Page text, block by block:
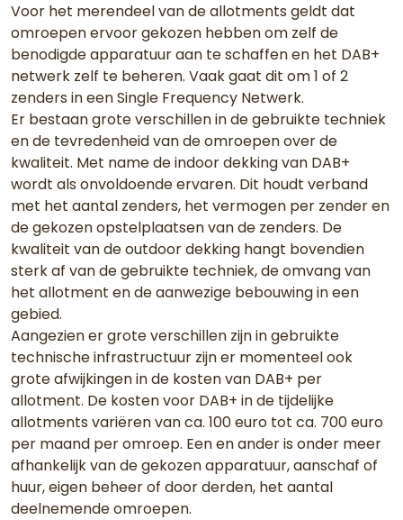
Voor het merendeel van de allotments geldt dat
omroepen ervoor gekozen hebben om zelf de
benodigde apparatuur aan te schaffen en het DAB+
netwerk zelf te beheren. Vaak gaat dit om 1 of 2
zenders in een Single Frequency Netwerk.
Er bestaan grote verschillen in de gebruikte techniek
en de tevredenheid van de omroepen over de
kwaliteit. Met name de indoor dekking van DAB+
wordt als onvoldoende ervaren. Dit houdt verband
met het aantal zenders, het vermogen per zender en
de gekozen opstelplaatsen van de zenders. De
kwaliteit van de outdoor dekking hangt bovendien
sterk af van de gebruikte techniek, de omvang van
het allotment en de aanwezige bebouwing in een
gebied.
Aangezien er grote verschillen zijn in gebruikte
technische infrastructuur zijn er momenteel ook
grote afwijkingen in de kosten van DAB+ per
allotment. De kosten voor DAB+ in de tijdelijke
allotments variëren van ca. 100 euro tot ca. 700 euro
per maand per omroep. Een en ander is onder meer
afhankelijk van de gekozen apparatuur, aanschaf of
huur, eigen beheer of door derden, het aantal
deelnemende omroepen.